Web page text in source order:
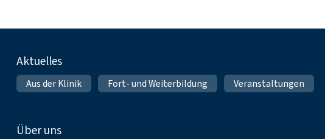
Fußnavigation
Aktuelles
Aus der Klinik Fort- und Weiterbildung Veranstaltungen
Über uns